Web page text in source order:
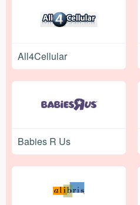
All4Cellular
Babies R Us